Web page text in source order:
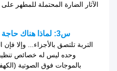
الآثار الضارة المحتملة للمطهر
س3: لماذا هناك حاجة إلى محلول خاص للتنظيف؟
التربة تلتصق بالأجزاء... وإلا
وحده ليس له خصائص
بالموجات فوق الصوتية